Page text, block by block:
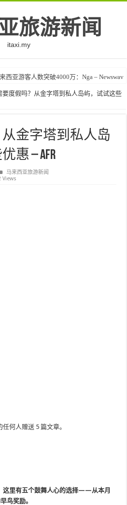
旅游新闻
itaxi.my
西亚游客人数突破4000万：Nga – Newswav
者聚集在马来西亚 – TravelBiz Monitor
要度假吗？从金字塔到私人岛屿，试试这些
金字塔到私人岛
惠 – AFR
马来西亚旅游新闻
Views
何人赠送 5 篇文章。
这里有五个鼓舞人心的选择——从本月
鸟奖励。